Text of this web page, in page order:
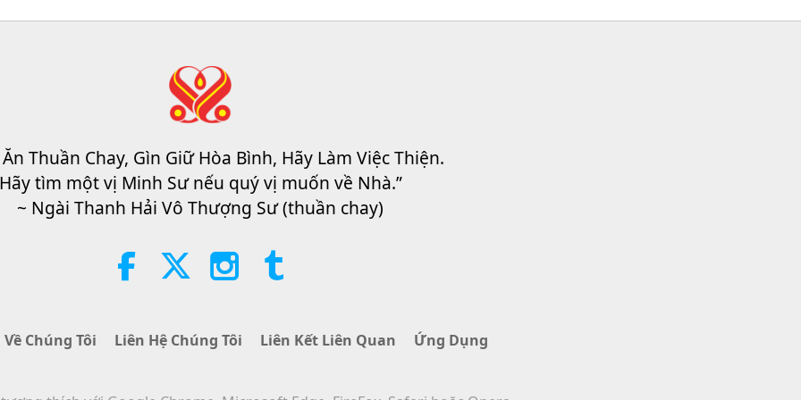
Ăn Thuần Chay, Gìn Giữ Hòa Bình, Hãy Làm Việc Thiện.
tìm một vị Minh Sư nếu quý vị muốn về Nhà.”
~ Ngài Thanh Hải Vô Thượng Sư (thuần chay)
Về Chúng Tôi Liên Hệ Chúng Tôi Liên Kết Liên Quan Ứng Dụng